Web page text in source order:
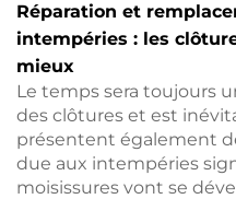
Réparation et
intempéries : les
mieux
Le temps sera toujours
des clôtures et est
présentent également
due aux intempéries
moisissures vont se